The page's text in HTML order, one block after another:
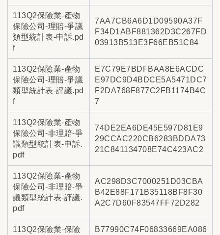
113Q2保險業-產物
保險公司-理賠-爭議
類型統計表-申訴.pd
f
7AA7CB6A6D1D09590A37F
F34D1ABF881362D3C267FD
03913B513E3F66EB51C84
113Q2保險業-產物
保險公司-理賠-爭議
類型統計表-評議.pd
f
E7C79E7BDFBAA8E6ACDC
E97DC9D4BDCE5A5471DC7
F2DA768F877C2FB1174B4C
7
113Q2保險業-產物
保險公司-非理賠-爭
議類型統計表-申訴.
pdf
74DE2EA6DE45E597D81E9
29CCAC220CB6283BDDA73
21C841134708E74C423AC2
113Q2保險業-產物
保險公司-非理賠-爭
議類型統計表-評議.
pdf
AC298D3C7000251D03CBA
B42E88F171B35118BF8F30
A2C7D60F83547FF72D282
113Q2保險業-保險
B77990C74F06833669EA086